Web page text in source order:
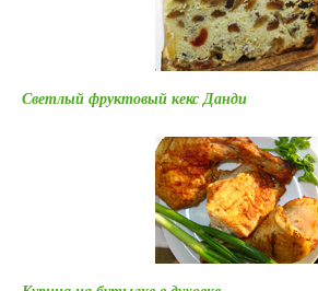
Светлый фруктовый кекс Данди